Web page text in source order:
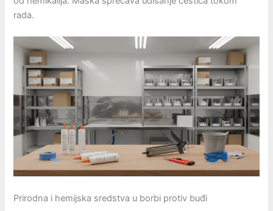
rada.
Prirodna i hemijska sredstva u borbi protiv buđi